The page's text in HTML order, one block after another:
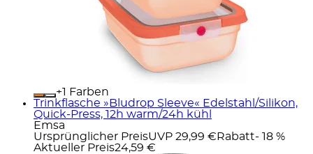
+
Farben
Trinkflasche »Bludrop Sleeve« Edelstahl/Silikon,
Quick-Press, 12h warm/24h kühl
Emsa
Ursprünglicher PreisUVP 29,99 € Rabatt- 18 %
Aktueller Preis24,59 €